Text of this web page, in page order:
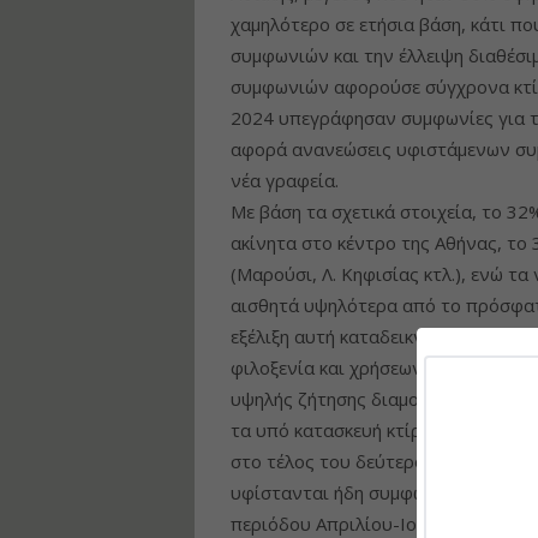
χαμηλότερο σε ετήσια βάση, κάτι
συμφωνιών και την έλλειψη
συμφωνιών αφορούσε σύγχρονα
2024 υπεγράφησαν συμφωνίες για
αφορά ανανεώσεις υφιστάμενων
νέα γραφεία.
Με βάση τα σχετικά στοιχεία, το
ακίνητα στο κέντρο της Αθήνας, το
(Μαρούσι, Λ. Κηφισίας κτλ.), ενώ
αισθητά υψηλότερα από το
εξέλιξη αυτή καταδεικνύει την
φιλοξενία και χρήσεων γραφείου.
υψηλής ζήτησης διαμορφώνεται
τα υπό κατασκευή κτίρια έχουν ήδη
στο τέλος του δεύτερου τριμήνου,
υφίστανται ήδη συμφωνίες
περιόδου Απριλίου-Ιουνίου